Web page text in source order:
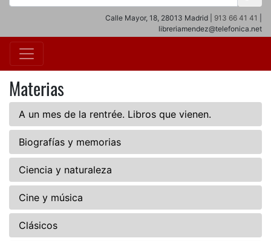
Calle Mayor, 18, 28013 Madrid | 913 66 41 41
libreriamendez@telefonica.net
Materias
A un mes de la rentrée. Libros que vienen.
Biografías y memorias
Ciencia y naturaleza
Cine y música
Clásicos